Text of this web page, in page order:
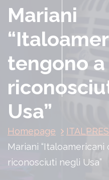
Mariani
tengono
Usa”
Homepage
Mariani
riconosciuti negli Usa”